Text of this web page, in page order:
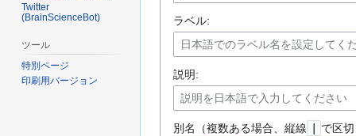
ラベル:
説明:
別名（複数ある場合、縦線 で区
Twitter
(BrainScienceBot)
ツール
特別ページ
印刷用バージョン